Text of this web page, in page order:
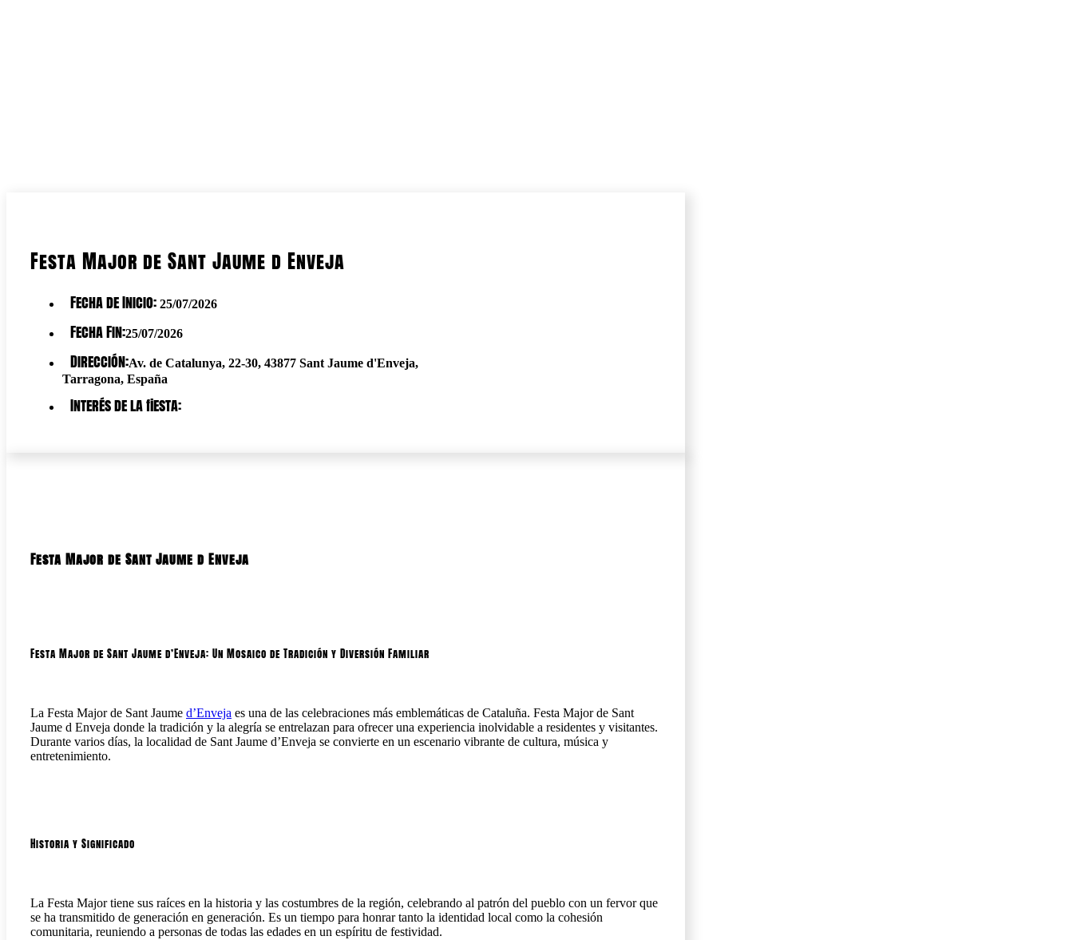
Festa Major de Sant Jaume d Enveja
Fecha de Inicio: 25/07/2026
Fecha Fin:25/07/2026
Dirección:Av. de Catalunya, 22-30, 43877 Sant Jaume d'Enveja,
Tarragona, España
Interés de la fiesta:
Festa Major de Sant Jaume d Enveja
Festa Major de Sant Jaume d’Enveja: Un Mosaico de Tradición y Diversión Familiar
La Festa Major de Sant Jaume d’Enveja es una de las celebraciones más emblemáticas de Cataluña. Festa Major de Sant
Jaume d Enveja donde la tradición y la alegría se entrelazan para ofrecer una experiencia inolvidable a residentes y visitantes.
Durante varios días, la localidad de Sant Jaume d’Enveja se convierte en un escenario vibrante de cultura, música y
entretenimiento.
Historia y Significado
La Festa Major tiene sus raíces en la historia y las costumbres de la región, celebrando al patrón del pueblo con un fervor que
se ha transmitido de generación en generación. Es un tiempo para honrar tanto la identidad local como la cohesión
comunitaria, reuniendo a personas de todas las edades en un espíritu de festividad.